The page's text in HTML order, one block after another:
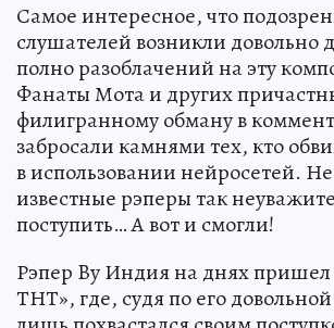
Самое интересное, что
слушателей возникли довольно
полно разоблачений на эту
Фанаты Мота и других
филигранному обману в
забросали камнями тех, кто
в использовании нейросетей.
известные рэперы так
поступить… А вот и смогли!
Рэпер By Индия на днях
ТНТ», где, судя по его